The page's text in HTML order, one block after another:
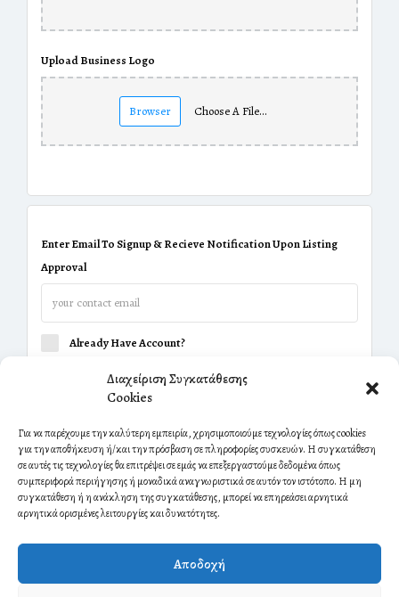
Διαχείριση Συγκατάθεσης
Cookies
Για να παρέχουμε την καλύτερη εμπειρία, χρησιμοποιούμε τεχνολογίες όπως cookies
για την αποθήκευση ή/και την πρόσβαση σε πληροφορίες συσκευών. Η συγκατάθεση
σε αυτές τις τεχνολογίες θα επιτρέψει σε εμάς να επεξεργαστούμε δεδομένα όπως
συμπεριφορά περιήγησης ή μοναδικά αναγνωριστικά σε αυτόν τον ιστότοπο. Η μη
συγκατάθεση ή η ανάκληση της συγκατάθεσης, μπορεί να επηρεάσει αρνητικά
αρνητικά ορισμένες λειτουργίες και δυνατότητες.
Αποδοχή
Upload Business Logo
Browser Choose A File…
Enter Email To Signup & Recieve Notification Upon Listing
Approval
Already Have Account?